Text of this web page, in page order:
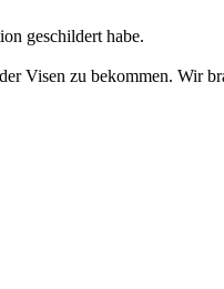
geschildert habe.
Visen zu bekommen. Wir